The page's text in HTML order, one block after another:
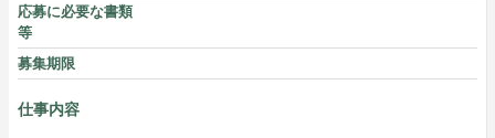
応募に必要な書類
等
募集期限
仕事内容